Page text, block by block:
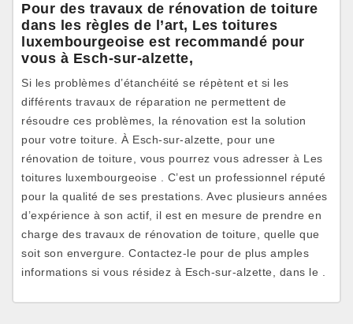
Pour des travaux de rénovation de toiture
dans les règles de l’art, Les toitures
luxembourgeoise est recommandé pour
vous à Esch-sur-alzette,
Si les problèmes d’étanchéité se répètent et si les
différents travaux de réparation ne permettent de
résoudre ces problèmes, la rénovation est la solution
pour votre toiture. À Esch-sur-alzette, pour une
rénovation de toiture, vous pourrez vous adresser à Les
toitures luxembourgeoise . C’est un professionnel réputé
pour la qualité de ses prestations. Avec plusieurs années
d’expérience à son actif, il est en mesure de prendre en
charge des travaux de rénovation de toiture, quelle que
soit son envergure. Contactez-le pour de plus amples
informations si vous résidez à Esch-sur-alzette, dans le .